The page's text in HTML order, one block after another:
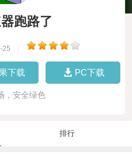
跑路了
25
下载 PC下载
，安全绿色
排行